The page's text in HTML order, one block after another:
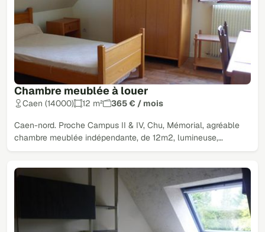
Chambre meublée à louer
Caen (14000) 12 m² 365 € / mois
Caen-nord. Proche Campus II & IV, Chu, Mémorial, agréable
chambre meublée indépendante, de 12m2, lumineuse,…